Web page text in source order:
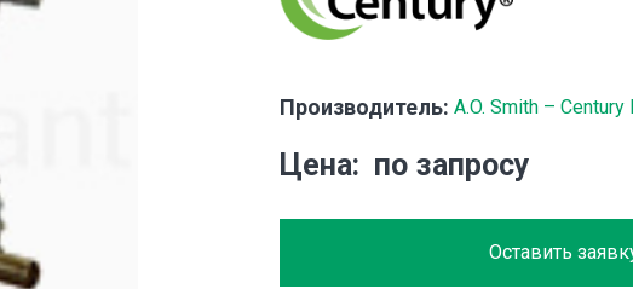
Производитель: A.O. Smith – Century
Цена по запросу
Оставить